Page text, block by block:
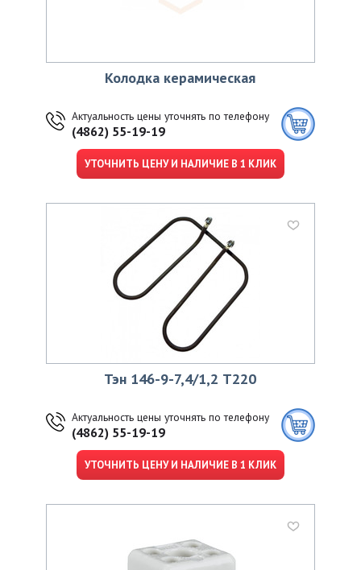
Колодка керамическая
Актуальность цены уточнять по телефону
(4862) 55-19-19
УТОЧНИТЬ ЦЕНУ И НАЛИЧИЕ В 1 КЛИК
Тэн 146-9-7,4/1,2 Т220
Актуальность цены уточнять по телефону
(4862) 55-19-19
УТОЧНИТЬ ЦЕНУ И НАЛИЧИЕ В 1 КЛИК